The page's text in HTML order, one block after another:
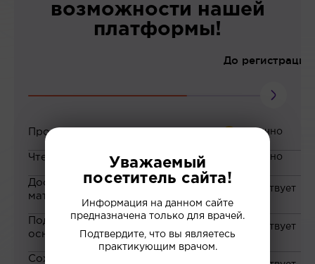
возможности нашей
платформы!
До регистрации
Просмотр вебинаров
Чтение статей
Доступ к закрытым
материалам
Подборка материалов на
основе ваших интересов
Сохранение материалов в
Уважаемый
посетитель сайта!
Информация на данном сайте
предназначена только для врачей.
Подтвердите, что вы являетесь
практикующим врачом.